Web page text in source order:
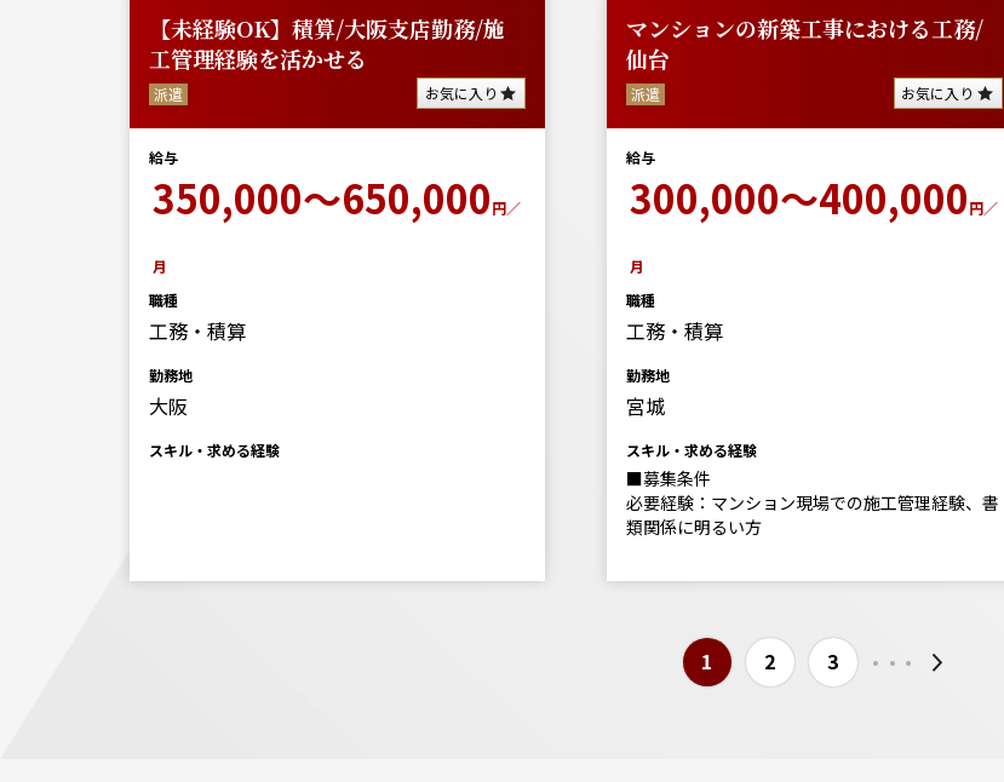
【未経験OK】積算/大阪支店勤務/施
工管理経験を活かせる
派遣 お気に入り
給与
350,000～650,000円／
月
職種
工務・積算
勤務地
大阪
スキル・求める経験
マンションの新築工事における工務/
仙台
派遣 お気に入り
給与
300,000～400,000円／
月
職種
工務・積算
勤務地
宮城
スキル・求める経験
■募集条件
必要経験：マンション現場での施工管理経験、書
類関係に明るい方
1 2 3 ...